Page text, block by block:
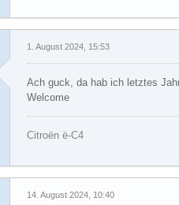
1. August 2024, 15:53
Ach guck, da hab ich letztes
Welcome
Citroën ë-C4
14. August 2024, 10:40